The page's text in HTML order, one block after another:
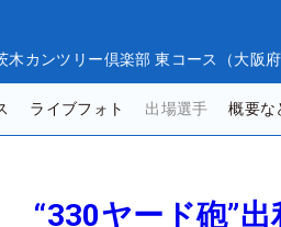
木カンツリー倶楽部 東コース（大阪府
ライブフォト 出場選手 概要な
“330ヤード砲”出